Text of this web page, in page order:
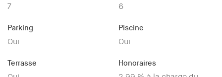
7 6
Parking
Oui
Piscine
Oui
Terrasse Honoraires